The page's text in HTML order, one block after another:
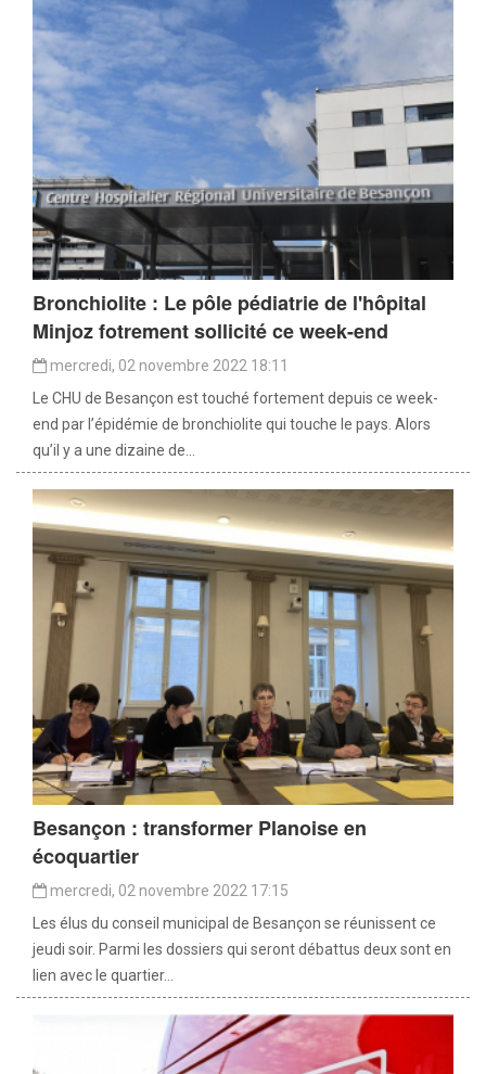
Bronchiolite : Le pôle pédiatrie de l'hôpital
Minjoz fotrement sollicité ce week-end
mercredi, 02 novembre 2022 18:11
Le CHU de Besançon est touché fortement depuis ce week-
end par l’épidémie de bronchiolite qui touche le pays. Alors
qu’il y a une dizaine de...
Besançon : transformer Planoise en
écoquartier
mercredi, 02 novembre 2022 17:15
Les élus du conseil municipal de Besançon se réunissent ce
jeudi soir. Parmi les dossiers qui seront débattus deux sont en
lien avec le quartier...